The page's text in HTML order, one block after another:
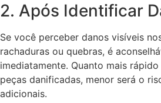
2. Após Identificar
Se você perceber danos visíveis
rachaduras ou quebras, é
imediatamente. Quanto mais
peças danificadas, menor será o
adicionais.